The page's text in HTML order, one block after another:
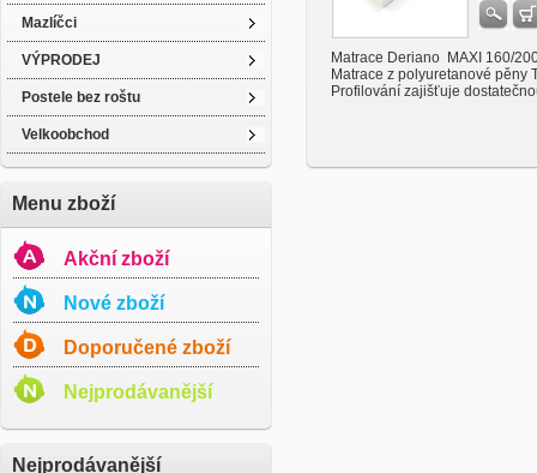
Mazlíčci
VÝPRODEJ
Postele bez roštu
Velkoobchod
Menu zboží
Akční zboží
Nové zboží
Doporučené zboží
Nejprodávanější
Nejprodávanější
Matrace Deriano MAXI 160/
Matrace z polyuretanové pěny
Profilování zajišťuje